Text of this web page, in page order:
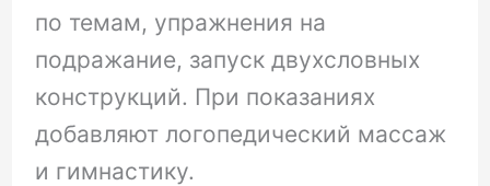
по темам, упражнения на
подражание, запуск двухсловных
конструкций. При показаниях
добавляют логопедический массаж
и гимнастику.